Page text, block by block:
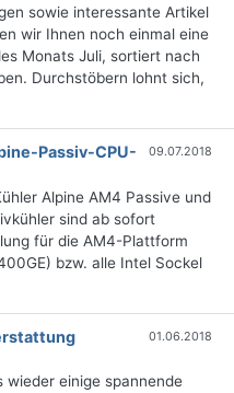
sowie interessante Artikel
wir Ihnen noch einmal eine
Monats Juli, sortiert nach
Durchstöbern lohnt sich,
Passiv-CPU-
09.07.2018
Alpine AM4 Passive und
sind ab sofort
für die AM4-Plattform
bzw. alle Intel Sockel
01.06.2018
wieder einige spannende